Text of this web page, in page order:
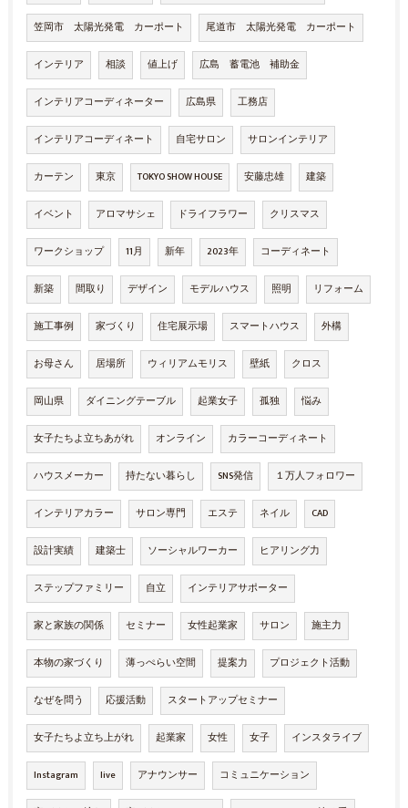
笠岡市 太陽光発電 カーポート 尾道市 太陽光発電 カーポート
インテリア 相談 値上げ 広島 蓄電池 補助金
インテリアコーディネーター 広島県 工務店
インテリアコーディネート 自宅サロン サロンインテリア
カーテン 東京 TOKYO SHOW HOUSE 安藤忠雄 建築
イベント アロマサシェ ドライフラワー クリスマス
ワークショップ 11月 新年 2023年 コーディネート
新築 間取り デザイン モデルハウス 照明 リフォーム
施工事例 家づくり 住宅展示場 スマートハウス 外構
お母さん 居場所 ウィリアムモリス 壁紙 クロス
岡山県 ダイニングテーブル 起業女子 孤独 悩み
女子たちよ立ちあがれ オンライン カラーコーディネート
ハウスメーカー 持たない暮らし SNS発信 １万人フォロワー
インテリアカラー サロン専門 エステ ネイル CAD
設計実績 建築士 ソーシャルワーカー ヒアリング力
ステップファミリー 自立 インテリアサポーター
家と家族の関係 セミナー 女性起業家 サロン 施主力
本物の家づくり 薄っぺらい空間 提案力 プロジェクト活動
なぜを問う 応援活動 スタートアップセミナー
女子たちよ立ち上がれ 起業家 女性 女子 インスタライブ
Instagram live アナウンサー コミュニケーション